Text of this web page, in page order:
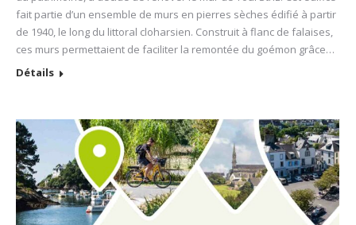
fait partie d’un ensemble de murs en pierres sèches édifié à partir
de 1940, le long du littoral cloharsien. Construit à flanc de falaises,
ces murs permettaient de faciliter la remontée du goémon grâce…
Détails